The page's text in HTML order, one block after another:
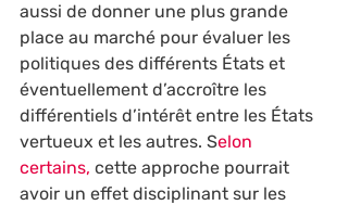
aussi de donner une plus grande
place au marché pour évaluer les
politiques des différents États et
éventuellement d’accroître les
différentiels d’intérêt entre les États
vertueux et les autres. Selon
certains, cette approche pourrait
avoir un effet disciplinant sur les